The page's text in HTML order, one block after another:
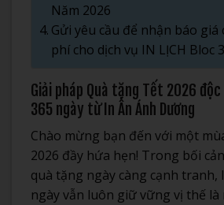
Năm 2026
Gửi yêu cầu để nhận báo giá
phí cho dịch vụ IN LỊCH Bloc
Giải pháp Quà tặng Tết 2026 độc
365 ngày từ In Ấn Ánh Dương
Chào mừng bạn đến với một
2026 đầy hứa hẹn! Trong bối
quà tặng ngày càng cạnh tranh,
ngày vẫn luôn giữ vững vị thế